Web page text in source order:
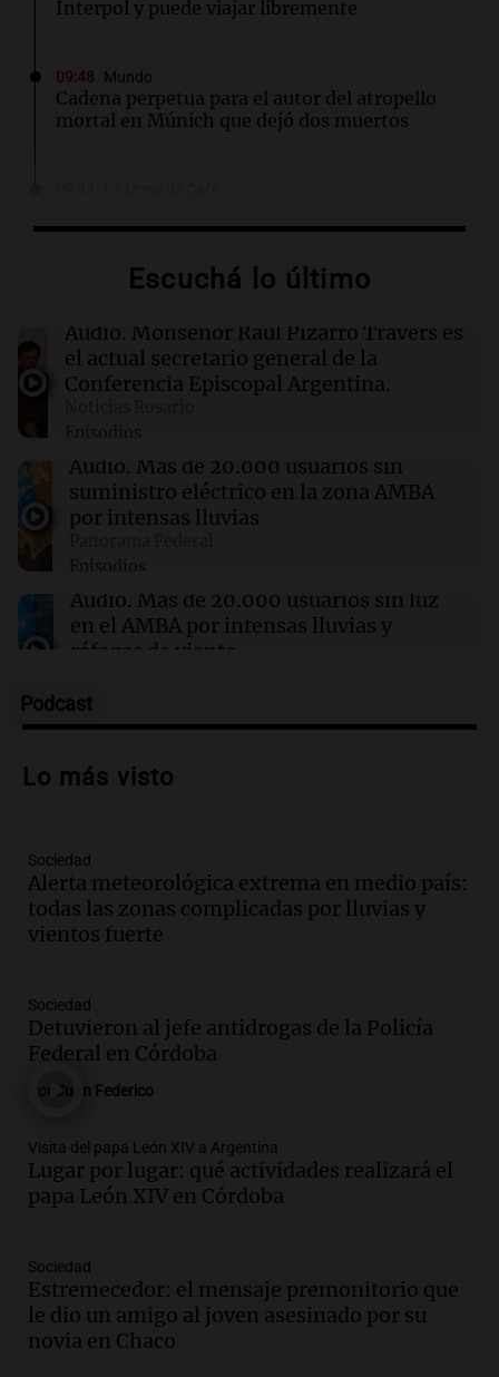
Interpol y puede viajar libremente
09:48 Mundo
Cadena perpetua para el autor del atropello
mortal en Múnich que dejó dos muertos
conmovedora historia de "El Duende" y su
09:35 Sociedad
Detienen a un jefe de la Policía Federal en
Córdoba por robo y abuso de poder
09:34 Deportes
Campaz volvió a entrenar con Central y su
salida al América quedó en suspenso
Ola de calor extremo afecta a Italia y Austria
con récords de temperatura y alertas
sanitarias
Escuchá lo último
Audio. Monseñor Raúl Pizarro Travers es
el actual secretario general de la
Conferencia Episcopal Argentina.
Episodios
Audio. Más de 20.000 usuarios sin
suministro eléctrico en la zona AMBA
por intensas lluvias
Episodios
Audio. Más de 20.000 usuarios sin luz
en el AMBA por intensas lluvias y
ráfagas de viento
Episodios
Audio.Jesús María implementa estrictas
mejorar la seguridad vial
Audio.
urgencia de resolver la crisis educativa
en Tierra del Fuego
Panorama Federal
Audio.
seis meses de prisión por presentar
certificados médicos falsos
Episodios
40% en la Unidad de Cuenta Municipal
para afrontar costos
Panorama Federal
Audio.
contra proyecto de inviolabilidad de la
propiedad privada
Panorama Federal
Podcast
Lo más visto
Sociedad
Alerta meteorológica extrema en medio país:
todas las zonas complicadas por lluvias y
vientos fuerte
Sociedad
Detuvieron al jefe antidrogas de la Policía
Federal en Córdoba
Juan Federico
Visita del papa León XIV a Argentina
Lugar por lugar: qué actividades realizará el
papa León XIV en Córdoba
Sociedad
Estremecedor: el mensaje premonitorio que
le dio un amigo al joven asesinado por su
novia en Chaco